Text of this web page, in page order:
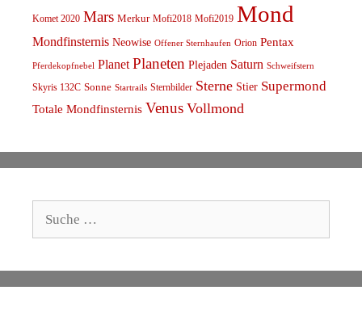
Komet 2020 Mars Merkur Mofi2018 Mofi2019 Mond
Mondfinsternis Neowise Offener Sternhaufen Orion Pentax
Pferdekopfnebel Planet Planeten Plejaden Saturn Schweifstern
Skyris 132C Sonne Startrails Sternbilder Sterne Stier Supermond
Totale Mondfinsternis Venus Vollmond